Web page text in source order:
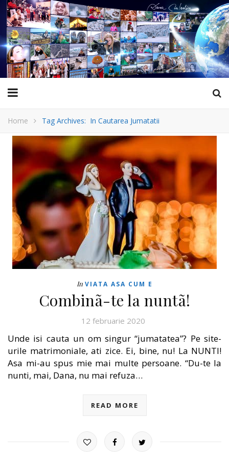
Home Tag Archives: In Cautarea Jumatatii
In VIATA ASA CUM E
Combinã-te la nuntã!
12 februarie 2020
Unde isi cauta un om singur “jumatatea”? Pe site-
urile matrimoniale, ati zice. Ei, bine, nu! La NUNTI!
Asa mi-au spus mie mai multe persoane. “Du-te la
nunti, mai, Dana, nu mai refuza…
READ MORE